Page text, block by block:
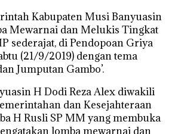
Kabupaten Musi Banyuasin
Mewarnai dan Melukis Tingkat
sederajat, di Pendopoan Griya
(21/9/2019) dengan tema
Jumputan Gambo’.
H Dodi Reza Alex diwakili
dan Kesejahteraan
H Rusli SP MM yang membuka
lomba mewarnai dan